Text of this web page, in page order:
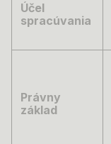
Účel
spracúvania
Právny
základ